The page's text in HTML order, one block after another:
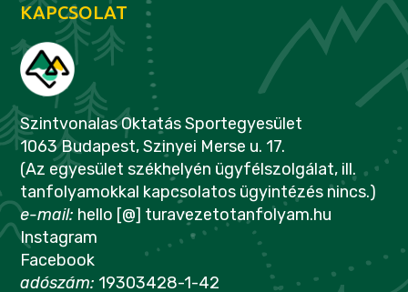
KAPCSOLAT
Szintvonalas Oktatás Sportegyesület
1063 Budapest, Szinyei Merse u. 17.
(Az egyesület székhelyén ügyfélszolgálat, ill.
tanfolyamokkal kapcsolatos ügyintézés nincs.)
e-mail: hello [@] turavezetotanfolyam.hu
Instagram
Facebook
adószám: 19303428-1-42